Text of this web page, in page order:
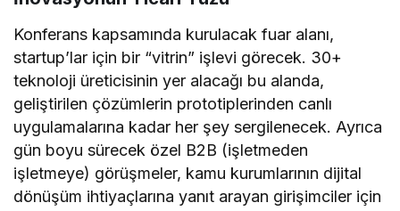
Konferans kapsamında kurulacak fuar alanı,
startup’lar için bir “vitrin” işlevi görecek. 30+
teknoloji üreticisinin yer alacağı bu alanda,
geliştirilen çözümlerin prototiplerinden canlı
uygulamalarına kadar her şey sergilenecek. Ayrıca
gün boyu sürecek özel B2B (işletmeden
işletmeye) görüşmeler, kamu kurumlarının dijital
dönüşüm ihtiyaçlarına yanıt arayan girişimciler için